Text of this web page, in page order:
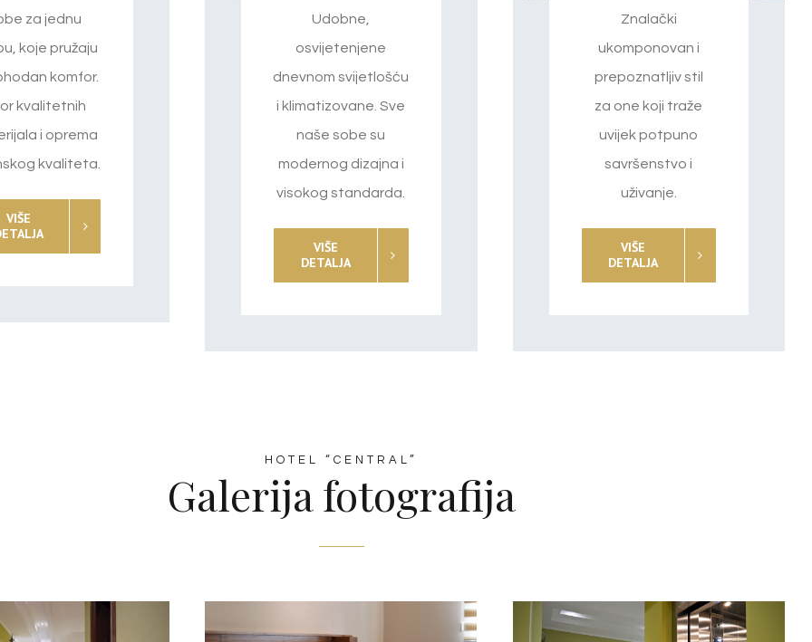
za jednu
koje pružaju
komfor.
kvalitetnih
i oprema
kvaliteta.
VIŠE
Udobne,
osvijetenjene
dnevnom svijetlošću
i klimatizovane. Sve
naše sobe su
modernog dizajna i
visokog standarda.
VIŠE
DETALJA
Znalački
ukomponovan i
prepoznatljiv stil
za one koji traže
uvijek potpuno
savršenstvo i
uživanje.
VIŠE
DETALJA
HOTEL “CENTRAL”
Galerija fotografija